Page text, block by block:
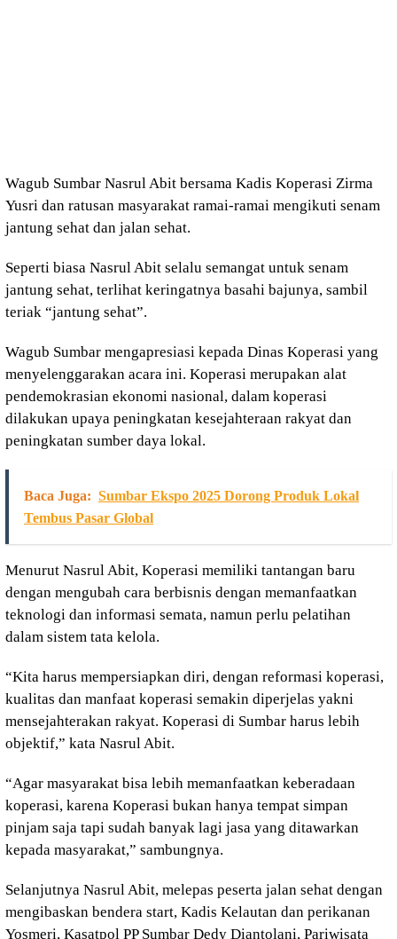
Wagub Sumbar Nasrul Abit bersama Kadis Koperasi Zirma
Yusri dan ratusan masyarakat ramai-ramai mengikuti senam
jantung sehat dan jalan sehat.
Seperti biasa Nasrul Abit selalu semangat untuk senam
jantung sehat, terlihat keringatnya basahi bajunya, sambil
teriak “jantung sehat”.
Wagub Sumbar mengapresiasi kepada Dinas Koperasi yang
menyelenggarakan acara ini. Koperasi merupakan alat
pendemokrasian ekonomi nasional, dalam koperasi
dilakukan upaya peningkatan kesejahteraan rakyat dan
peningkatan sumber daya lokal.
Baca Juga: Sumbar Ekspo 2025 Dorong Produk Lokal
Tembus Pasar Global
Menurut Nasrul Abit, Koperasi memiliki tantangan baru
dengan mengubah cara berbisnis dengan memanfaatkan
teknologi dan informasi semata, namun perlu pelatihan
dalam sistem tata kelola.
“Kita harus mempersiapkan diri, dengan reformasi koperasi,
kualitas dan manfaat koperasi semakin diperjelas yakni
mensejahterakan rakyat. Koperasi di Sumbar harus lebih
objektif,” kata Nasrul Abit.
“Agar masyarakat bisa lebih memanfaatkan keberadaan
koperasi, karena Koperasi bukan hanya tempat simpan
pinjam saja tapi sudah banyak lagi jasa yang ditawarkan
kepada masyarakat,” sambungnya.
Selanjutnya Nasrul Abit, melepas peserta jalan sehat dengan
mengibaskan bendera start, Kadis Kelautan dan perikanan
Yosmeri, Kasatpol PP Sumbar Dedy Diantolani, Pariwisata